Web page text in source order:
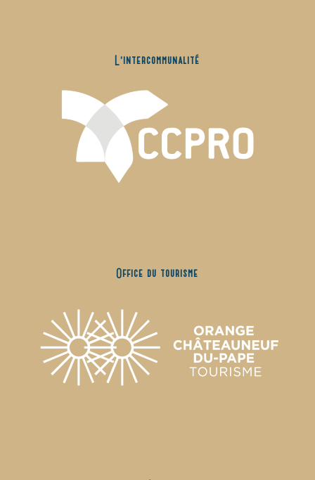
L’intercommunalité
Office du tourisme